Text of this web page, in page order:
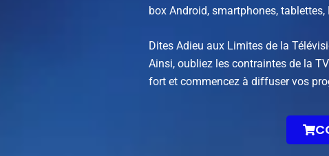
box Android, smartphones, tablettes,
Dites Adieu aux Limites de la
Ainsi, oubliez les contraintes de la
fort et commencez à diffuser vos